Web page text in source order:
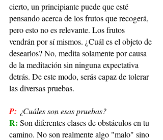
cierto, un principiante puede que esté
pensando acerca de los frutos que recogerá,
pero esto no es relevante. Los frutos
vendrán por sí mismos. ¿Cuál es el objeto de
desearlos? No, medita solamente por causa
de la meditación sin ninguna expectativa
detrás. De este modo, serás capaz de tolerar
las diversas pruebas.
P: ¿Cuáles son esas pruebas?
R: Son diferentes clases de obstáculos en tu
camino. No son realmente algo "malo" sino